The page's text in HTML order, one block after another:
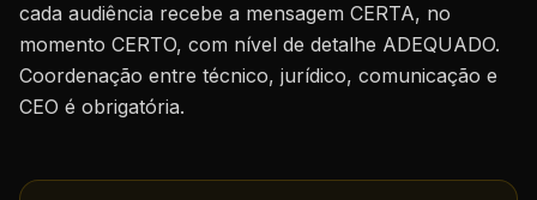
cada audiência recebe a mensagem CERTA, no
momento CERTO, com nível de detalhe ADEQUADO.
Coordenação entre técnico, jurídico, comunicação e
CEO é obrigatória.